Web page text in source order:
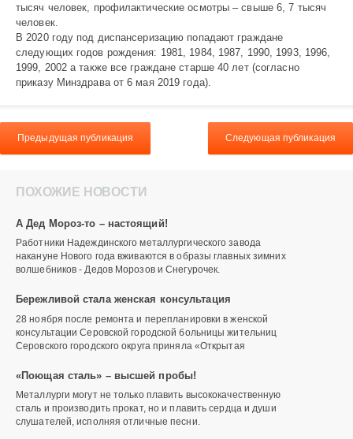
тысяч человек, профилактические осмотры – свыше 6, 7 тысяч
человек.
В 2020 году под диспансеризацию попадают граждане
следующих годов рождения: 1981, 1984, 1987, 1990, 1993, 1996,
1999, 2002 а также все граждане старше 40 лет (согласно
приказу Минздрава от 6 мая 2019 года).
Предыдущая публикация Следующая публикация
ПОХОЖИЕ НОВОСТИ
А Дед Мороз-то – настоящий!
Работники Надеждинского металлургического завода
накануне Нового года вживаются в образы главных зимних
волшебников - Дедов Морозов и Снегурочек.
Бережливой стала женская консультация
28 ноября после ремонта и перепланировки в женской
консультации Серовской городской больницы жительниц
Серовского городского округа приняла «Открытая
«Поющая сталь» – высшей пробы!
Металлурги могут не только плавить высококачественную
сталь и производить прокат, но и плавить сердца и души
слушателей, исполняя отличные песни.